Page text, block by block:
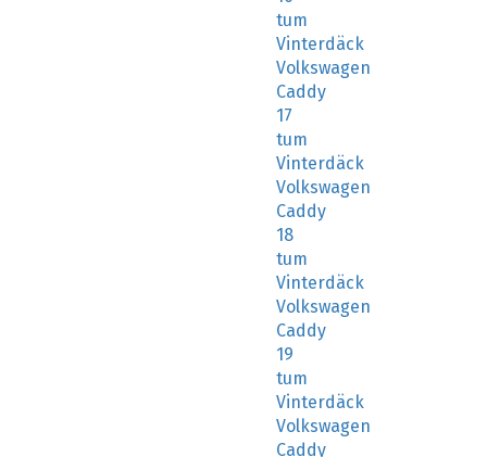
tum
Vinterdäck
Volkswagen
Caddy
17
tum
Vinterdäck
Volkswagen
Caddy
18
tum
Vinterdäck
Volkswagen
Caddy
19
tum
Vinterdäck
Volkswagen
Caddy